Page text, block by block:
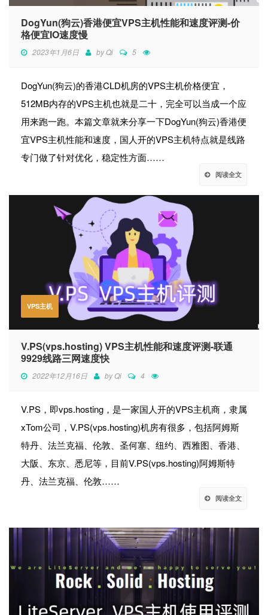
DogYun(狗云)香港便宜VPS主机性能和速度评测-价
格便宜IO速度慢
2023年1月6日 byQi 5
DogYun(狗云)的香港CLD机房的VPS主机价格便宜，
512MB内存的VPS主机也就是二十，完全可以当成一个应
用来跑一跑。本篇文章就来分享一下DogYun(狗云)香港便
宜VPS主机性能和速度，国人开的VPS主机特点就是线路
专门做了针对优化，稳定性方面……
阅读全文
VPS主机
V.PS(vps.hosting) VPS主机性能和速度评测-联通
9929线路三网速度快
2022年12月16日 byQi 4
V.PS，即vps.hosting，是一家国人开的VPS主机商，隶属
xTom公司，V.PS(vps.hosting)机房有很多，包括阿姆斯
特丹、法兰克福、伦敦、圣何塞、纽约、西雅图、香港、
大阪、东京、悉尼等，目前V.PS(vps.hosting)阿姆斯特
丹、法兰克福、伦敦……
阅读全文